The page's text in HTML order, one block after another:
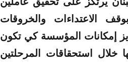
الاعتداءات والخروقات
إمكانات المؤسسة كي تكون
خلال استحقاقات المرحلتين